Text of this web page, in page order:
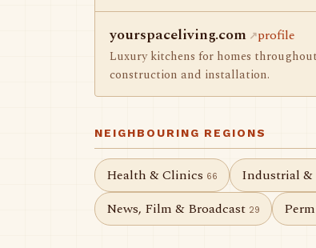
yourspaceliving.com profile
Luxury kitchens for homes
construction and installation.
NEIGHBOURING REGIONS
Health & Clinics 66 Industrial
News, Film & Broadcast 29